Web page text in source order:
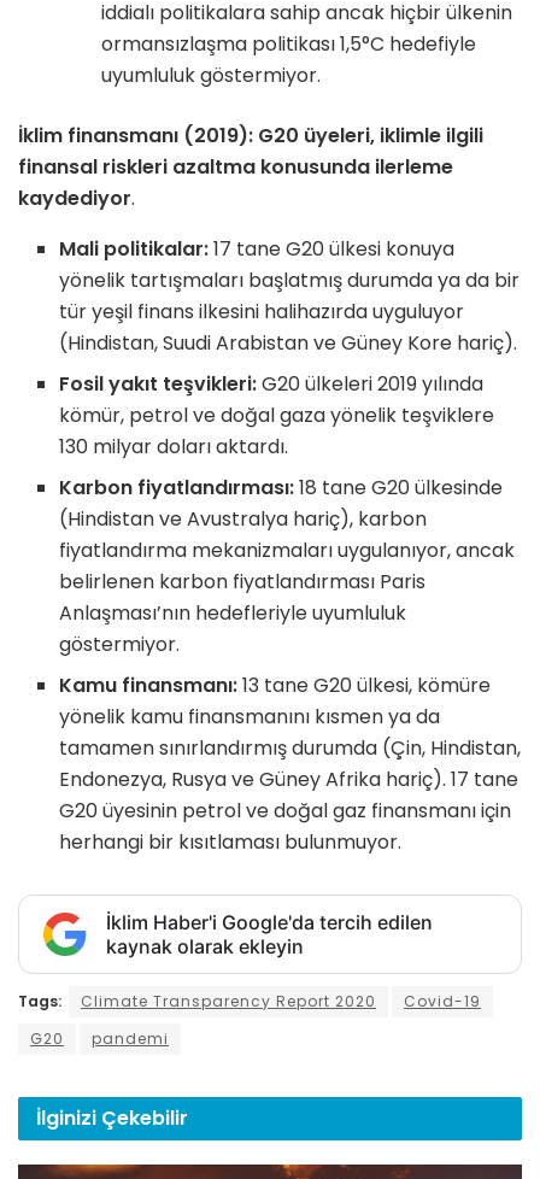
iddialı politikalara sahip ancak hiçbir ülkenin
ormansızlaşma politikası 1,5°C hedefiyle
uyumluluk göstermiyor.
İklim finansmanı (2019): G20 üyeleri, iklimle ilgili
finansal riskleri azaltma konusunda ilerleme
kaydediyor.
Mali politikalar:17 tane G20 ülkesi konuya
yönelik tartışmaları başlatmış durumda ya da bir
tür yeşil finans ilkesini halihazırda uyguluyor
(Hindistan, Suudi Arabistan ve Güney Kore hariç).
Fosil yakıt teşvikleri:G20 ülkeleri 2019 yılında
kömür, petrol ve doğal gaza yönelik teşviklere
130 milyar doları aktardı.
Karbon fiyatlandırması:18 tane G20 ülkesinde
(Hindistan ve Avustralya hariç), karbon
fiyatlandırma mekanizmaları uygulanıyor, ancak
belirlenen karbon fiyatlandırması Paris
Anlaşması’nın hedefleriyle uyumluluk
göstermiyor.
Kamu finansmanı:13 tane G20 ülkesi, kömüre
yönelik kamu finansmanını kısmen ya da
tamamen sınırlandırmış durumda (Çin, Hindistan,
Endonezya, Rusya ve Güney Afrika hariç). 17 tane
G20 üyesinin petrol ve doğal gaz finansmanı için
herhangi bir kısıtlaması bulunmuyor.
İklim Haber'i Google'da tercih edilen
kaynak olarak ekleyin
Tags: Climate Transparency Report 2020
Covid-19
G20
pandemi
İlginizi Çekebilir